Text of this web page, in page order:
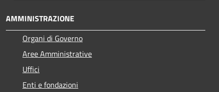
AMMINISTRAZIONE
Organi di Governo
Aree Amministrative
Uffici
Enti e fondazioni